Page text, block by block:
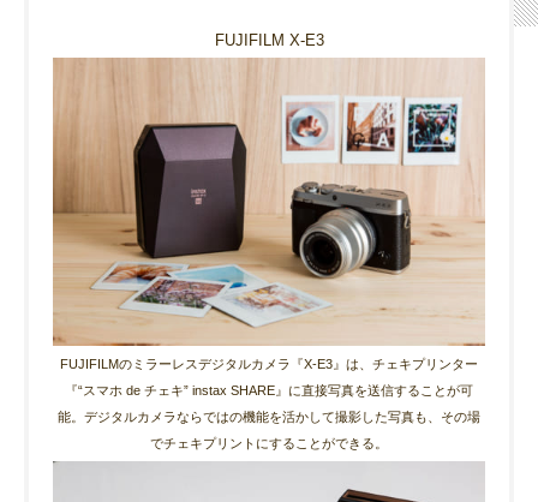
FUJIFILM X-E3
FUJIFILMのミラーレスデジタルカメラ『X-E3』は、チェキプリンター
『“スマホ de チェキ” instax SHARE』に直接写真を送信することが可
能。デジタルカメラならではの機能を活かして撮影した写真も、その場
でチェキプリントにすることができる。